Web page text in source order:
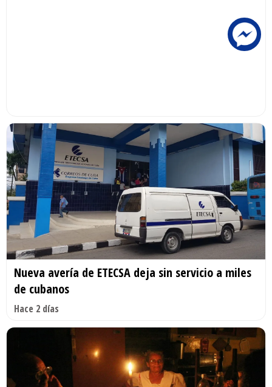
Nueva avería de ETECSA deja sin servicio a miles
de cubanos
Hace 2 días